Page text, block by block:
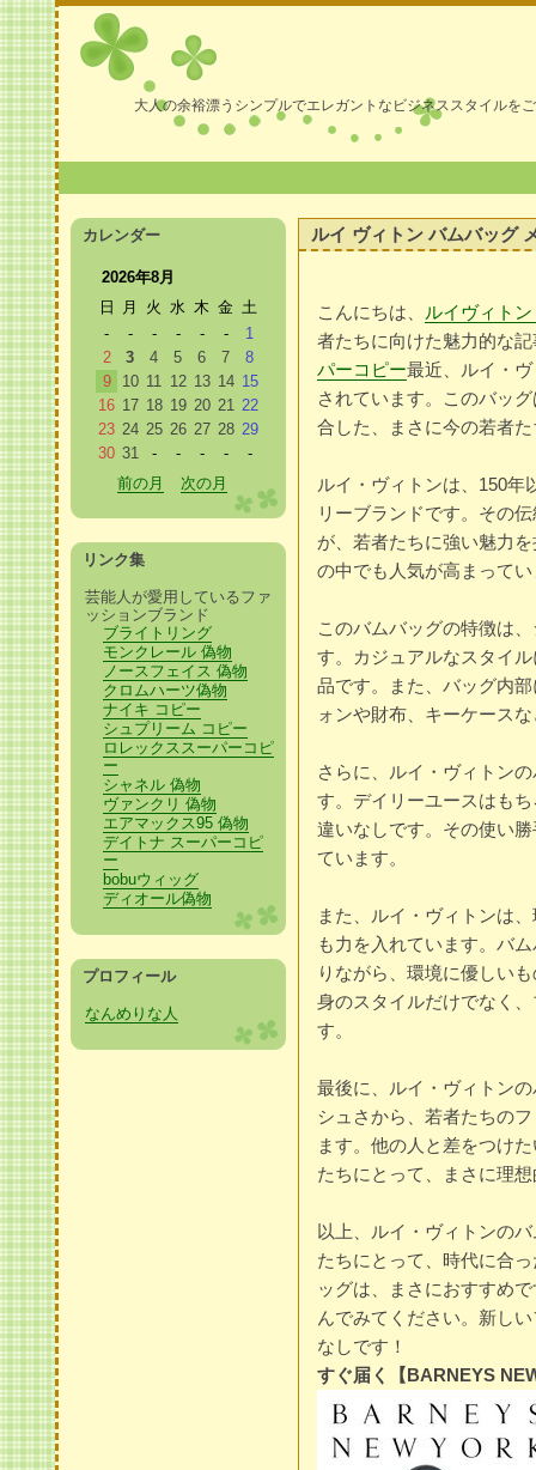
大人の余裕漂うシンプルでエレガントなビジネススタイルを
ルイ ヴィトン バムバッグ
こんにちは、
ルイヴィト
者たちに向けた魅力的な
パーコピー最近、ルイ・
されています。このバッ
合した、まさに今の若者
ルイ・ヴィトンは、150年
リーブランドです。その
が、若者たちに強い魅力
の中でも人気が高まって
このバムバッグの特徴は
す。カジュアルなスタイ
品です。また、バッグ内
ォンや財布、キーケース
さらに、ルイ・ヴィトン
す。デイリーユースはも
違いなしです。その使い
ています。
また、ルイ・ヴィトンは
も力を入れています。バ
りながら、環境に優しい
身のスタイルだけでなく
す。
最後に、ルイ・ヴィトン
シュさから、若者たちの
ます。他の人と差をつけ
たちにとって、まさに理
以上、ルイ・ヴィトンの
たちにとって、時代に合
ッグは、まさにおすすめ
んでみてください。新し
なしです！
すぐ届く【BARNEYS
カレンダー
2026年8月
日
月 火 水 木 金 土
-
- - - - -
1
2
3 4 5 6 7
8
9
10 11 12 13 14 15
16 17 18 19 20 21 22
23 24 25 26 27 28 29
30 31 - - - -
-
前の月
次の月
リンク集
芸能人が愛用しているファ
ッションブランド
ブライトリング
モンクレール 偽物
ノースフェイス 偽物
クロムハーツ偽物
ナイキ コピー
シュプリーム コピー
ロレックススーパーコピ
ー
シャネル 偽物
ヴァンクリ 偽物
エアマックス95 偽物
デイトナ スーパーコピ
ー
bobuウィッグ
ディオール偽物
プロフィール
なんめりな人